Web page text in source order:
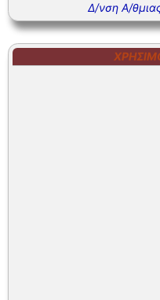
Δ/νση Α/